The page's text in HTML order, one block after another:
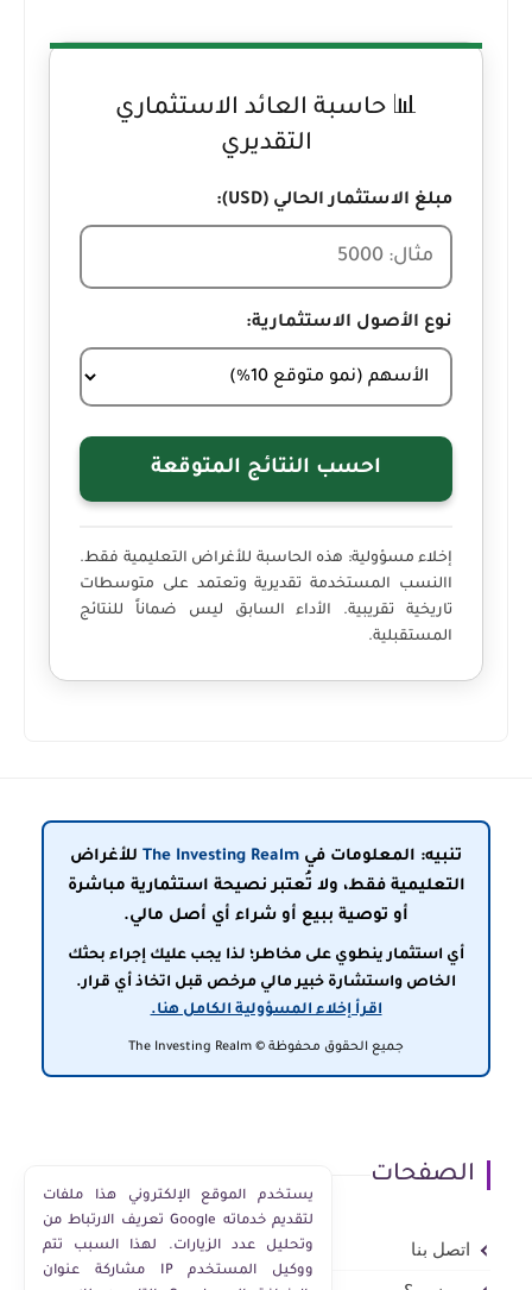
📊 حاسبة العائد الاستثماري
التقديري
مبلغ الاستثمار الحالي (USD):
نوع الأصول الاستثمارية:
احسب النتائج المتوقعة
إخلاء مسؤولية: هذه الحاسبة للأغراض التعليمية فقط.
االنسب المستخدمة تقديرية وتعتمد على متوسطات
تاريخية تقريبية. الأداء السابق ليس ضماناً للنتائج
المستقبلية.
تنبيه: المعلومات في The Investing Realm للأغراض
التعليمية فقط، ولا تُعتبر نصيحة استثمارية مباشرة
أو توصية ببيع أو شراء أي أصل مالي.
أي استثمار ينطوي على مخاطر؛ لذا يجب عليك إجراء بحثك
الخاص واستشارة خبير مالي مرخص قبل اتخاذ أي قرار.
اقرأ إخلاء المسؤولية الكامل هنا.
جميع الحقوق محفوظة © The Investing Realm
الصفحات
اتصل بنا
يستخدم الموقع الإلكتروني هذا ملفات
تعريف الارتباط من Google لتقديم خدماته
وتحليل عدد الزيارات. لهذا السبب تتم
مشاركة عنوان IP ووكيل المستخدم